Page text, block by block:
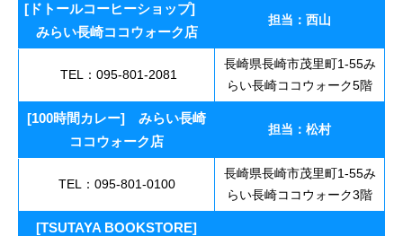
[ドトールコーヒーショップ]
みらい長崎ココウォーク店
担当：西山
TEL：095-801-2081
長崎県長崎市茂里町1-55み
らい長崎ココウォーク5階
[100時間カレー] みらい長崎
ココウォーク店
担当：松村
TEL：095-801-0100
長崎県長崎市茂里町1-55み
らい長崎ココウォーク3階
[TSUTAYA BOOKSTORE]